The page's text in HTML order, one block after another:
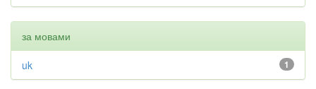
за мовами
1
uk